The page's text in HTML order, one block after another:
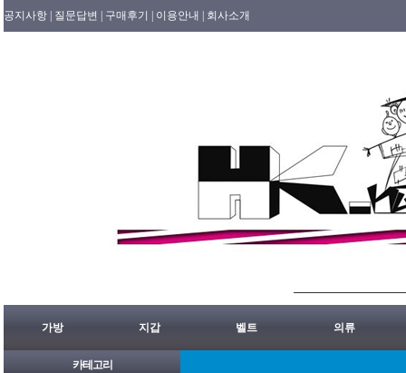
공지사항 | 질문답변 | 구매후기 | 이용안내 | 회사소개
가방 지갑 벨트 의류
카테고리